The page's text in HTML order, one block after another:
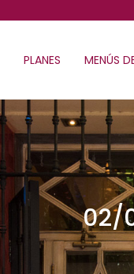
PLANES MENÚS
02/